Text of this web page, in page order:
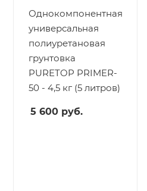
Однокомпонентная
универсальная
полиуретановая
грунтовка
PURETOP PRIMER-
50 - 4,5 кг (5 литров)
5 600 руб.